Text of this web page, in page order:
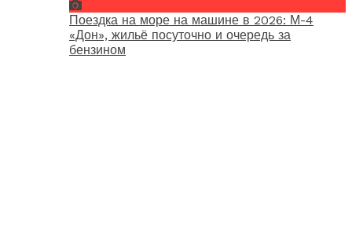
Поездка на море на машине в 2026: М-4
«Дон», жильё посуточно и очередь за
бензином